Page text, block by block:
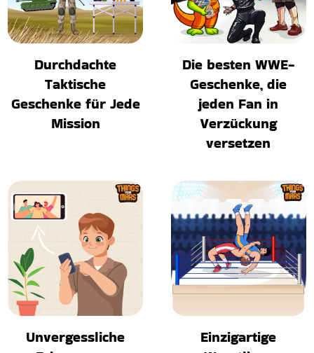
Durchdachte
Taktische
Geschenke für Jede
Mission
Die besten WWE-
Geschenke, die
jeden Fan in
Verzückung
versetzen
Unvergessliche
Einzigartige